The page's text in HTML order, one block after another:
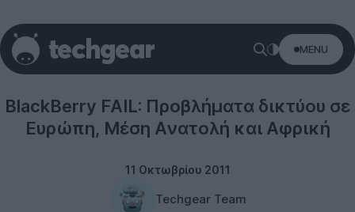
MENU
BlackBerry FAIL: Προβλήματα δικτύου σε
Ευρώπη, Μέση Ανατολή και Αφρική
11 Οκτωβρίου 2011
Techgear Team